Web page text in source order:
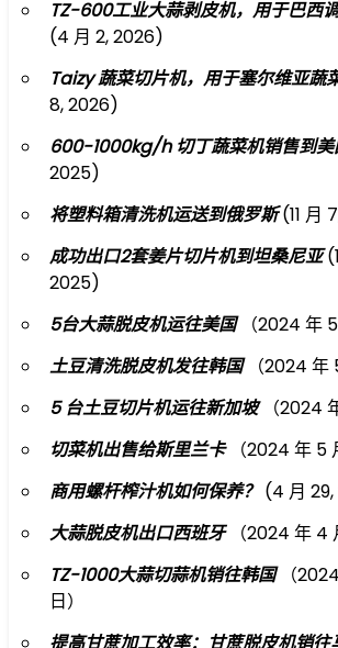
TZ-600工业大蒜剥皮机，用于巴西
(4 月 2, 2026)
Taizy 蔬菜切片机，用于塞尔维亚蔬
8, 2026)
600-1000kg/h 切丁蔬菜机销售到美
2025)
将塑料箱清洗机运送到俄罗斯 (11 月
成功出口2套姜片切片机到坦桑尼亚
2025)
5台大蒜脱皮机运往美国
（2024 年
土豆清洗脱皮机发往韩国
（2024 年
5 台土豆切片机运往新加坡
（2024
切菜机出售给斯里兰卡
（2024 年 5
商用螺杆榨汁机如何保养？ (4 月
大蒜脱皮机出口西班牙
（2024 年 4
TZ-1000大蒜切蒜机销往韩国
（
日）